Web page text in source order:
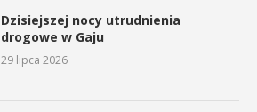
Dzisiejszej nocy utrudnienia
drogowe w Gaju
29 lipca 2026